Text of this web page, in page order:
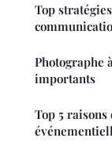
Top
Photographe
importants
Top 5